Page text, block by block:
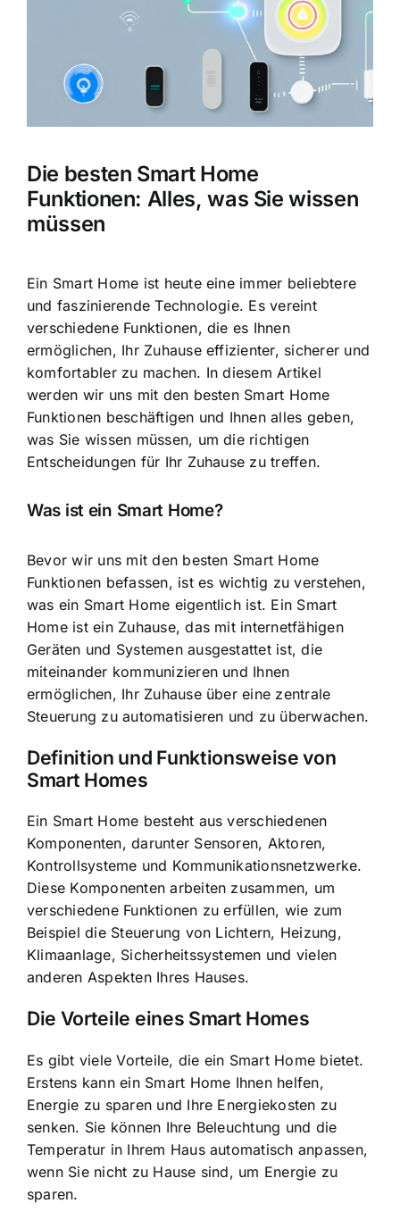
Die besten Smart Home
Funktionen: Alles, was Sie wissen
müssen
Ein Smart Home ist heute eine immer beliebtere
und faszinierende Technologie. Es vereint
verschiedene Funktionen, die es Ihnen
ermöglichen, Ihr Zuhause effizienter, sicherer und
komfortabler zu machen. In diesem Artikel
werden wir uns mit den besten Smart Home
Funktionen beschäftigen und Ihnen alles geben,
was Sie wissen müssen, um die richtigen
Entscheidungen für Ihr Zuhause zu treffen.
Was ist ein Smart Home?
Bevor wir uns mit den besten Smart Home
Funktionen befassen, ist es wichtig zu verstehen,
was ein Smart Home eigentlich ist. Ein Smart
Home ist ein Zuhause, das mit internetfähigen
Geräten und Systemen ausgestattet ist, die
miteinander kommunizieren und Ihnen
ermöglichen, Ihr Zuhause über eine zentrale
Steuerung zu automatisieren und zu überwachen.
Definition und Funktionsweise von
Smart Homes
Ein Smart Home besteht aus verschiedenen
Komponenten, darunter Sensoren, Aktoren,
Kontrollsysteme und Kommunikationsnetzwerke.
Diese Komponenten arbeiten zusammen, um
verschiedene Funktionen zu erfüllen, wie zum
Beispiel die Steuerung von Lichtern, Heizung,
Klimaanlage, Sicherheitssystemen und vielen
anderen Aspekten Ihres Hauses.
Die Vorteile eines Smart Homes
Es gibt viele Vorteile, die ein Smart Home bietet.
Erstens kann ein Smart Home Ihnen helfen,
Energie zu sparen und Ihre Energiekosten zu
senken. Sie können Ihre Beleuchtung und die
Temperatur in Ihrem Haus automatisch anpassen,
wenn Sie nicht zu Hause sind, um Energie zu
sparen.